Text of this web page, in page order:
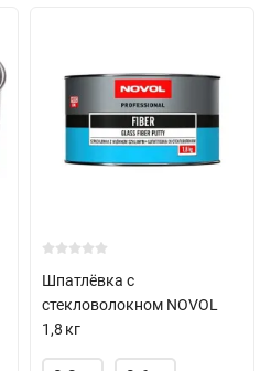
Шпатлёвка с
стекловолокном NOVOL
1,8 кг